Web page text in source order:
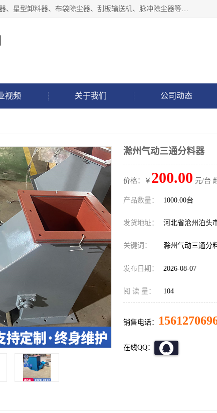
泊头市正康机械设备制造有限公司 I55I2882966 主要产品：袋式除尘器、星型卸料器、布袋除尘器、刮板输送机、脉冲除尘器等产品厂家。公司拥有研发人才和技术专员，有丰厚的物质资源和人力资源，公司结合客户现场使用要求采用计算机辅助制图，并根据客户的需求为之选型，提供有限的设计方案，以满足客户的使用需求。I56I27O6965
视频 关于我们 公司动态
滁州气动三通分料器
价格：￥ 200.00 元/台
产品数量： 1000.00台
发货地址： 河北省沧州泊头
关键词： 滁州气动三通分
发布日期： 2026-08-07
阅 读 量： 104
销售电话：
在线QQ：